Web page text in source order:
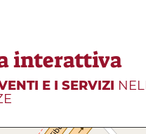
interattiva
E I SERVIZI